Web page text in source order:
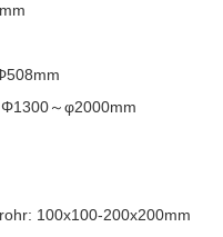
Φ1300～φ2000mm
100x100-200x200mm